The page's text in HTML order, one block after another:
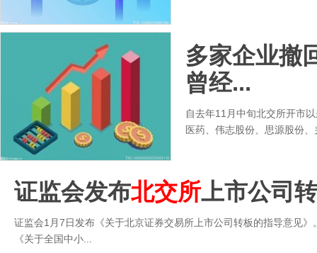
多家企业撤
曾经...
自去年11月中旬北交所开市
医药、伟志股份、思源股份
证监会发布北交所上市公司
证监会1月7日发布《关于北京证券交易所上市公司转板的指导意见
《关于全国中小...